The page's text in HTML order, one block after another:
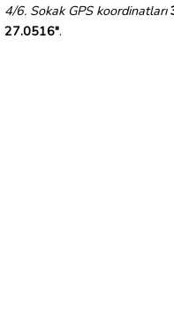
4/6. Sokak GPS koordinatları
27.0516".